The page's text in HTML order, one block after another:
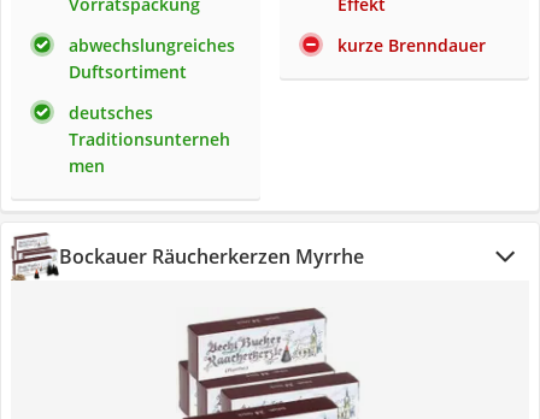
abwechslungreiches
Duftsortiment
deutsches
Traditionsunterneh
men
kurze Brenndauer
Bockauer Räucherkerzen Myrrhe